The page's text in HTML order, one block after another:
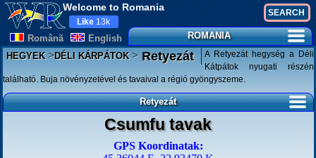
Welcome to Romania
Românã English
Like 13k
ROMANIA
HEGYEK>DÉLI KÁRPÁTOK>Retyezát
A Retyezát hegység a Déli
Kátpátok nyugati részén
található. Buja növényzetével és tavaival a régió gyöngyszeme.
Retyezát
Csumfu tavak
GPS Koordinatak: